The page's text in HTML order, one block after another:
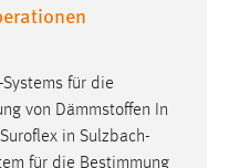
Systems für die
von Dämmstoffen In
in Sulzbach-
für die Bestimmung
style-